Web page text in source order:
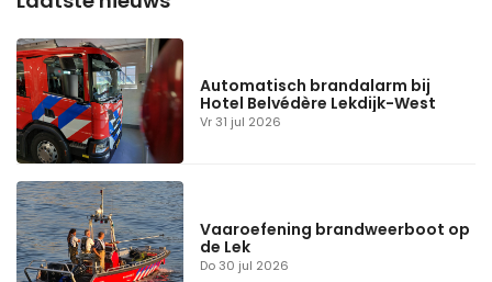
Vr 31 jul 2026
Automatisch brandalarm bij
Hotel Belvédère Lekdijk-West
Do 30 jul 2026
Vaaroefening brandweerboot op
de Lek